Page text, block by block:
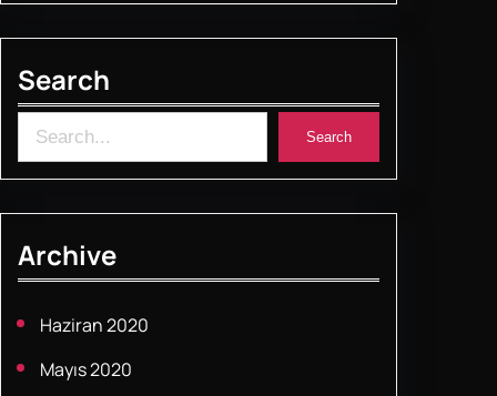
b
o
o
k
A
p
st
Search
e
c
Search
Archive
Haziran 2020
Mayıs 2020